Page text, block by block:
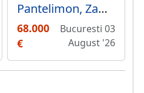
Pantelimon, Zambila Ionita,
68.000
€
Bucuresti 03
August '26